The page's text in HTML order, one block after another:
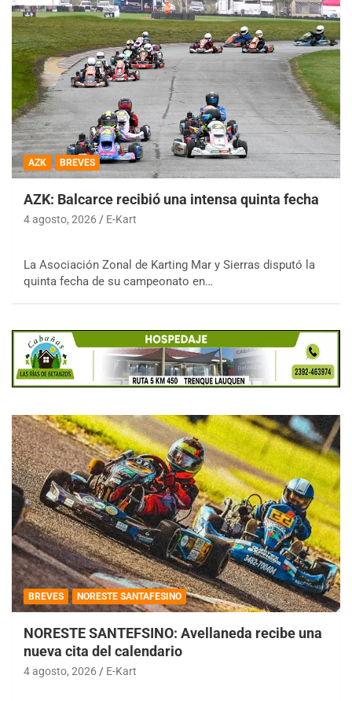
AZK BREVES
AZK: Balcarce recibió una intensa quinta fecha
4 agosto, 2026 E-Kart
La Asociación Zonal de Karting Mar y Sierras disputó la
quinta fecha de su campeonato en…
BREVES NORESTE SANTAFESINO
NORESTE SANTEFSINO: Avellaneda recibe una
nueva cita del calendario
4 agosto, 2026 E-Kart